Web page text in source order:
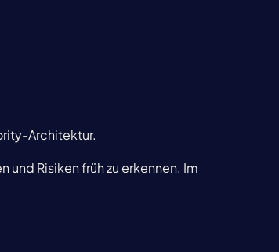
Architektur.
Risiken früh zu erkennen. Im